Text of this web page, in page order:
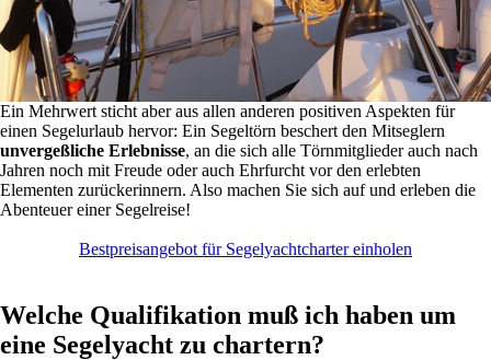
Ein Mehrwert sticht aber aus allen anderen positiven Aspekten für
einen Segelurlaub hervor: Ein Segeltörn beschert den Mitseglern
unvergeßliche Erlebnisse, an die sich alle Törnmitglieder auch nach
Jahren noch mit Freude oder auch Ehrfurcht vor den erlebten
Elementen zurückerinnern. Also machen Sie sich auf und erleben die
Abenteuer einer Segelreise!
Bestpreisangebot für Segelyachtcharter einholen
Welche Qualifikation muß ich haben um
eine Segelyacht zu chartern?